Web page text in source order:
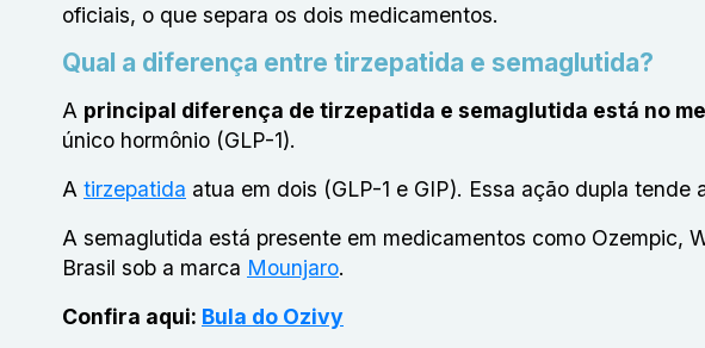
oficiais, o que separa os dois medicamentos.
Qual a diferença entre tirzepatida e semaglutida?
A principal diferença de tirzepatida e semaglutida está no
único hormônio (GLP-1).
A tirzepatida atua em dois (GLP-1 e GIP). Essa ação dupla tende
A semaglutida está presente em medicamentos como Ozempic,
Brasil sob a marca Mounjaro.
Confira aqui: Bula do Ozivy